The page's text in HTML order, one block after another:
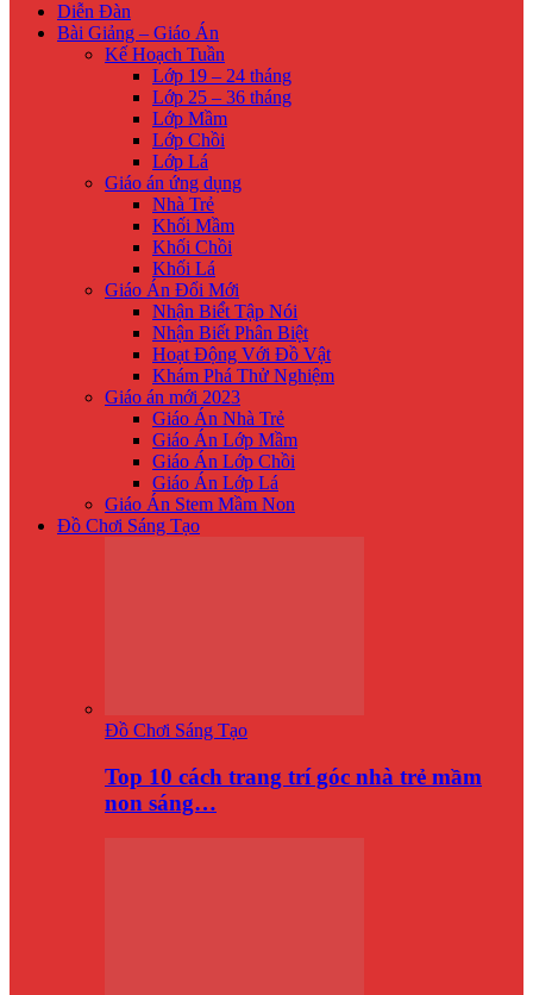
Diễn Đàn
Bài Giảng – Giáo Án
Kế Hoạch Tuần
Lớp 19 – 24 tháng
Lớp 25 – 36 tháng
Lớp Mầm
Lớp Chồi
Lớp Lá
Giáo án ứng dụng
Nhà Trẻ
Khối Mầm
Khối Chồi
Khối Lá
Giáo Án Đổi Mới
Nhận Biế́t Tập Nói
Nhận Biết Phân Biệt
Hoạt Động Với Đồ Vật
Khám Phá Thử Nghiệm
Giáo án mới 2023
Giáo Án Nhà Trẻ
Giáo Án Lớp Mầm
Giáo Án Lớp Chồi
Giáo Án Lớp Lá
Giáo Án Stem Mầm Non
Đồ Chơi Sáng Tạo
Đồ Chơi Sáng Tạo
Top 10 cách trang trí góc nhà trẻ mầm
non sáng…